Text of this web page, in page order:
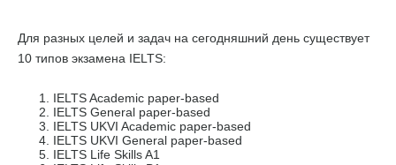
Для разных целей и задач на сегодняшний день существует
10 типов экзамена IELTS:
IELTS Academic paper-based
IELTS General paper-based
IELTS UKVI Academic paper-based
IELTS UKVI General paper-based
IELTS Life Skills A1